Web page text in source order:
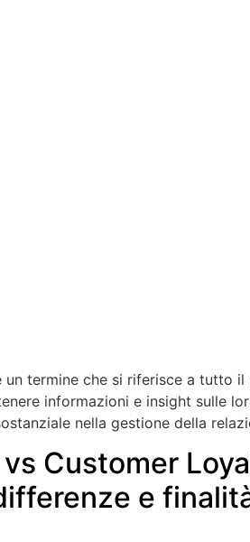
un termine che si riferisce a
informazioni e insight sulle
nella gestione della
Customer
e